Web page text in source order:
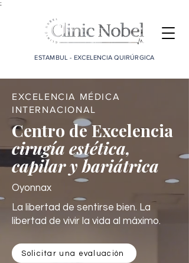
;
ESTAMBUL - EXCELENCIA QUIRÚRGICA
EXCELENCIA MÉDICA
INTERNACIONAL
Centro de Excelencia
cirugía estética,
capilar y bariátrica
Oyonnax
La libertad de sentirse bien. La
libertad de vivir la vida al máximo.
Solicitar una evaluación